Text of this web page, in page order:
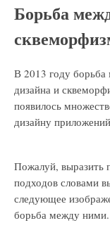
Борьба
В 2013 году борьба
дизайна и
появилось
дизайну
Пожалуй, выразить
подходов словами
следующее
борьба между ними.